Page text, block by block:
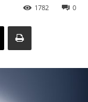
0
1782